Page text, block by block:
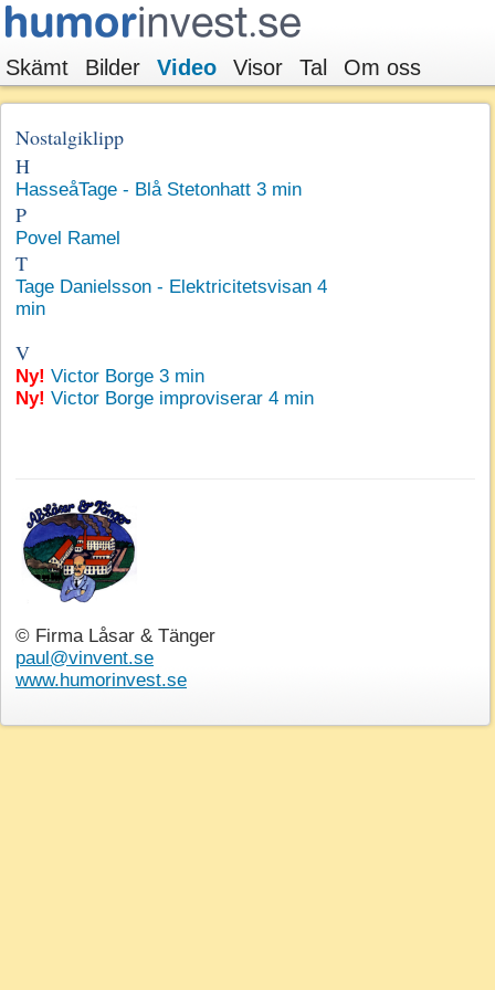
Skämt Bilder Video Visor Tal Om oss
Nostalgiklipp
H
HasseåTage - Blå Stetonhatt 3 min
P
Povel Ramel
T
Tage Danielsson - Elektricitetsvisan 4
min
V
Ny! Victor Borge 3 min
Ny! Victor Borge improviserar 4 min
© Firma Låsar & Tänger
paul@vinvent.se
www.humorinvest.se